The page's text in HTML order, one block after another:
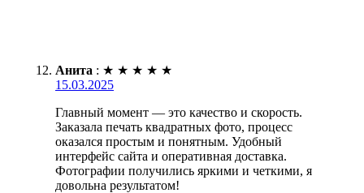
Анита : ★ ★ ★ ★ ★
15.03.2025
Главный момент — это качество и скорость.
Заказала печать квадратных фото, процесс
оказался простым и понятным. Удобный
интерфейс сайта и оперативная доставка.
Фотографии получились яркими и четкими, я
довольна результатом!